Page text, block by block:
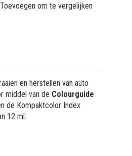
Toevoegen om te vergelijken
en herstellen van auto
middel van de Colourguide
de Kompaktcolor Index
12 ml.